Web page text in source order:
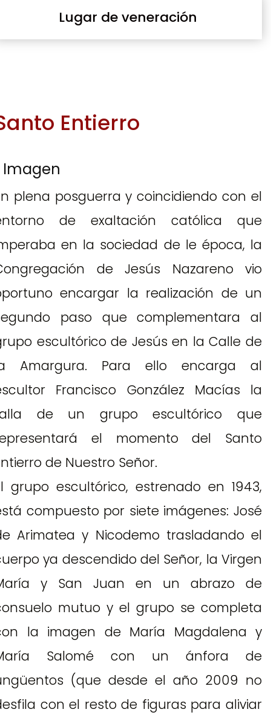
Lugar de veneración
Entierro
Imagen
plena posguerra y coincidiendo con el
de exaltación católica que
en la sociedad de le época, la
de Jesús Nazareno vio
encargar la realización de un
paso que complementara al
escultórico de Jesús en la Calle de
Amargura. Para ello encarga al
Francisco González Macías la
de un grupo escultórico que
el momento del Santo
de Nuestro Señor.
grupo escultórico, estrenado en 1943,
compuesto por siete imágenes: José
Arimatea y Nicodemo trasladando el
ya descendido del Señor, la Virgen
y San Juan en un abrazo de
mutuo y el grupo se completa
la imagen de María Magdalena y
Salomé con un ánfora de
(que desde el año 2009 no
con el resto de figuras para aliviar